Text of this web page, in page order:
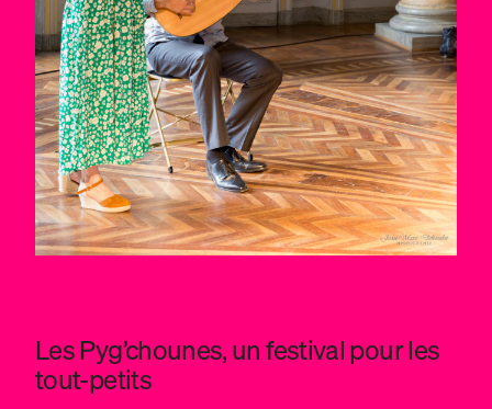
Les Pyg’chounes, un festival pour les
tout-petits